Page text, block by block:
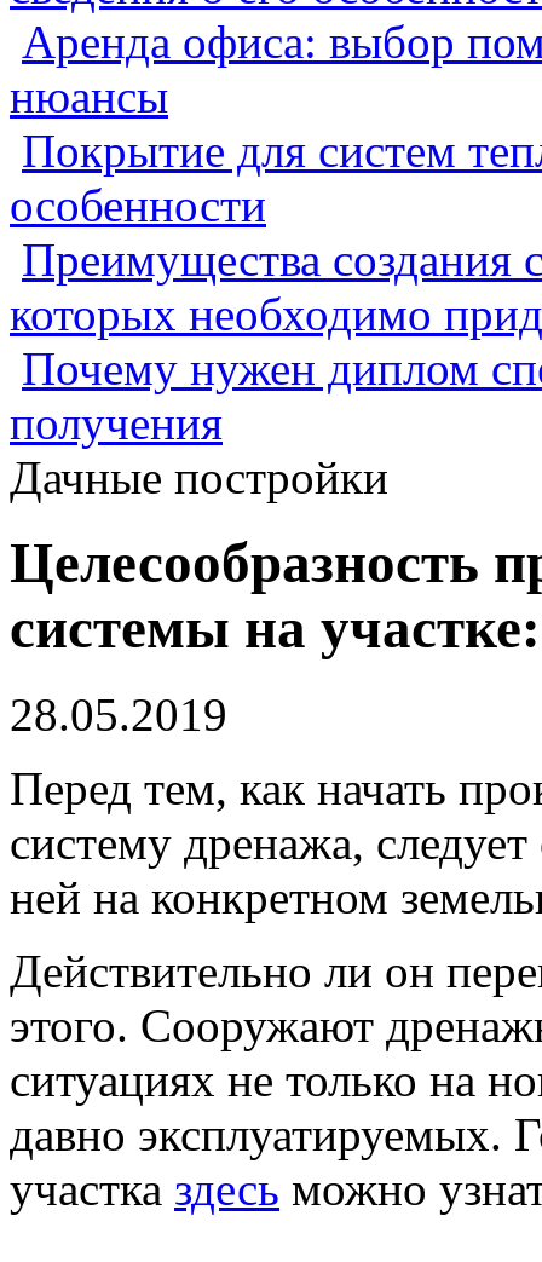
Аренда офиса: выбор
нюансы
Покрытие для систем
особенности
Преимущества создания
которых необходимо
Почему нужен диплом
получения
Дачные постройки
Целесообразность
системы на
28.05.2019
Перед тем, как начать
систему дренажа,
ней на конкретном
Действительно ли он
этого. Сооружают
ситуациях не только на
давно эксплуатируемых.
участка здесь можно